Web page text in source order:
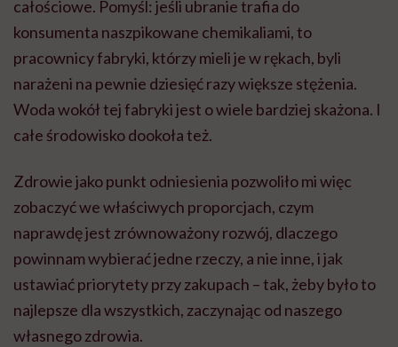
całościowe. Pomyśl: jeśli ubranie trafia do
konsumenta naszpikowane chemikaliami, to
pracownicy fabryki, którzy mieli je w rękach, byli
narażeni na pewnie dziesięć razy większe stężenia.
Woda wokół tej fabryki jest o wiele bardziej skażona. I
całe środowisko dookoła też.
Zdrowie jako punkt odniesienia pozwoliło mi więc
zobaczyć we właściwych proporcjach, czym
naprawdę jest zrównoważony rozwój, dlaczego
powinnam wybierać jedne rzeczy, a nie inne, i jak
ustawiać priorytety przy zakupach – tak, żeby było to
najlepsze dla wszystkich, zaczynając od naszego
własnego zdrowia.